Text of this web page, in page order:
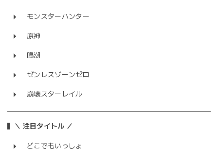
モンスターハンター
原神
鳴潮
ゼンレスゾーンゼロ
崩壊スターレイル
＼ 注目タイトル ／
どこでもいっしょ